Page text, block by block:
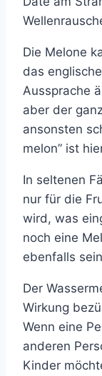
Die Melone
das
Aussprache
aber der
ansonsten
melon” ist
In seltenen
nur für die
wird, was
noch eine
ebenfalls
Der
Wirkung
Wenn eine
anderen
Kinder